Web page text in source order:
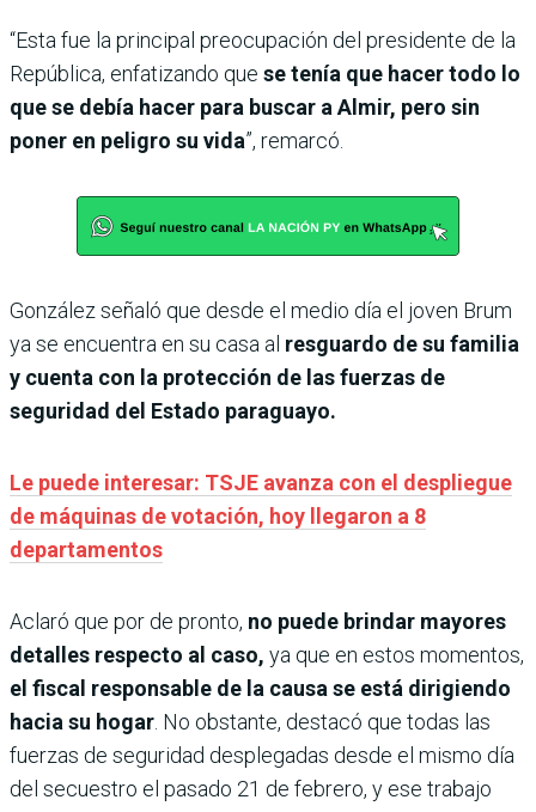
“Esta fue la principal preocupación del presidente de la
República, enfatizando que se tenía que hacer todo lo
que se debía hacer para buscar a Almir, pero sin
poner en peligro su vida”, remarcó.
González señaló que desde el medio día el joven Brum
ya se encuentra en su casa al resguardo de su familia
y cuenta con la protección de las fuerzas de
seguridad del Estado paraguayo.
Le puede interesar: TSJE avanza con el despliegue
de máquinas de votación, hoy llegaron a 8
departamentos
Aclaró que por de pronto, no puede brindar mayores
detalles respecto al caso, ya que en estos momentos,
el fiscal responsable de la causa se está dirigiendo
hacia su hogar. No obstante, destacó que todas las
fuerzas de seguridad desplegadas desde el mismo día
del secuestro el pasado 21 de febrero, y ese trabajo